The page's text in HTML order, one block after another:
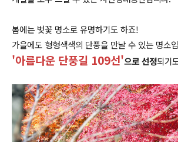
봄에는 벚꽃 명소로 유명하기도 하죠!
가을에도 형형색색의 단풍을 만날 수 있는 명소
'아름다운 단풍길 109선'으로 선정되기